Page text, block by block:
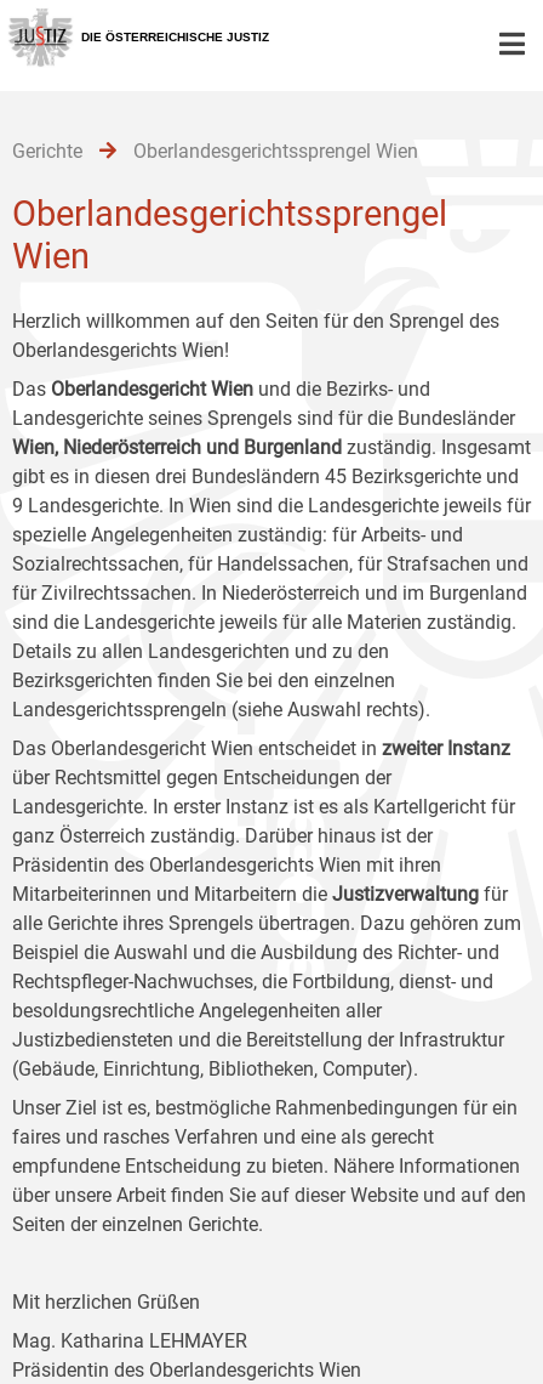
Zur
Hauptnavigation
[1]
Zum
Inhalt
[2]
Zum
Untermenü
[3]
DIE ÖSTERREICHISCHE JUSTIZ
Gerichte Oberlandesgerichtssprengel Wien
Oberlandesgerichtssprengel
Wien
Herzlich willkommen auf den Seiten für den Sprengel des
Oberlandesgerichts Wien!
Das Oberlandesgericht Wien und die Bezirks- und
Landesgerichte seines Sprengels sind für die Bundesländer
Wien, Niederösterreich und Burgenland zuständig. Insgesamt
gibt es in diesen drei Bundesländern 45 Bezirksgerichte und
9 Landesgerichte. In Wien sind die Landesgerichte jeweils für
spezielle Angelegenheiten zuständig: für Arbeits- und
Sozialrechtssachen, für Handelssachen, für Strafsachen und
für Zivilrechtssachen. In Niederösterreich und im Burgenland
sind die Landesgerichte jeweils für alle Materien zuständig.
Details zu allen Landesgerichten und zu den
Bezirksgerichten finden Sie bei den einzelnen
Landesgerichtssprengeln (siehe Auswahl rechts).
Das Oberlandesgericht Wien entscheidet in zweiter Instanz
über Rechtsmittel gegen Entscheidungen der
Landesgerichte. In erster Instanz ist es als Kartellgericht für
ganz Österreich zuständig. Darüber hinaus ist der
Präsidentin des Oberlandesgerichts Wien mit ihren
Mitarbeiterinnen und Mitarbeitern die Justizverwaltung für
alle Gerichte ihres Sprengels übertragen. Dazu gehören zum
Beispiel die Auswahl und die Ausbildung des Richter- und
Rechtspfleger-Nachwuchses, die Fortbildung, dienst- und
besoldungsrechtliche Angelegenheiten aller
Justizbediensteten und die Bereitstellung der Infrastruktur
(Gebäude, Einrichtung, Bibliotheken, Computer).
Unser Ziel ist es, bestmögliche Rahmenbedingungen für ein
faires und rasches Verfahren und eine als gerecht
empfundene Entscheidung zu bieten. Nähere Informationen
über unsere Arbeit finden Sie auf dieser Website und auf den
Seiten der einzelnen Gerichte.
Mit herzlichen Grüßen
Mag. Katharina LEHMAYER
Präsidentin des Oberlandesgerichts Wien